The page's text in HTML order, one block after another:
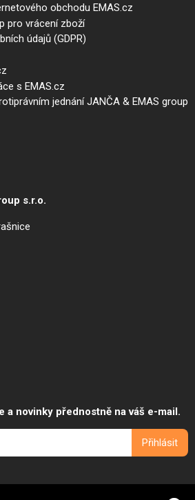
obchodu EMAS.cz
pro vrácení zboží
údajů (GDPR)
s EMAS.cz
jednání JANČA & EMAS group
s.r.o.
a novinky přednostně na váš e-mail.